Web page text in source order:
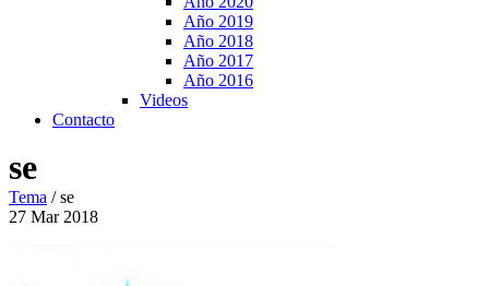
Año 2019
Año 2018
Año 2017
Año 2016
Videos
Contacto
se
Tema /se
27 Mar 2018